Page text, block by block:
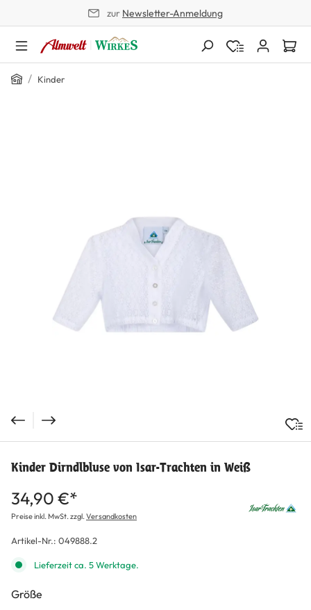
zur Newsletter-Anmeldung
Home
/ Kinder
Kinder Dirndlbluse von Isar-Trachten in Weiß
34,90 €*
Preise inkl. MwSt. zzgl.Versandkosten
Artikel-Nr.: 049888.2
Lieferzeit ca. 5 Werktage.
Größe